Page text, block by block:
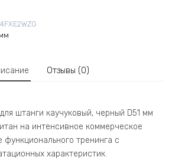
Отзывы (0)
штанги каучуковый, черный D51 мм
на интенсивное коммерческое
функционального тренинга с
характеристик.